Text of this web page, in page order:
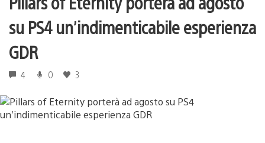
su PS4 un’indimenticabile esperienza
GDR
4 0 3